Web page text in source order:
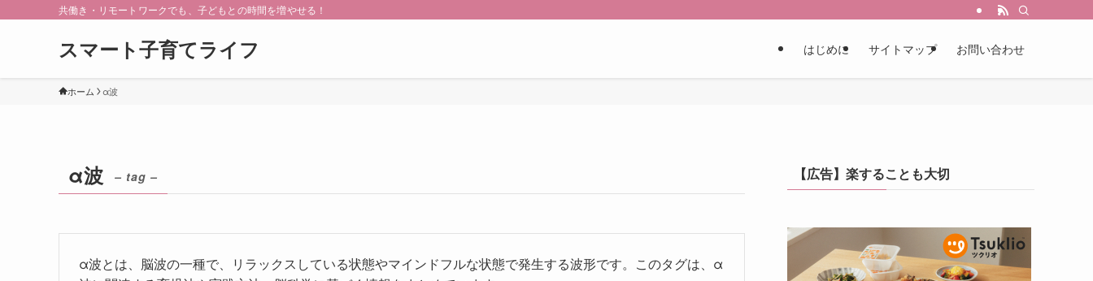
共働き・リモートワークでも、子どもとの時間を増やせる！
スマート子育てライフ はじめに サイトマップ お問い合わせ
ホーム α波
α波 – tag –
α波とは、脳波の一種で、リラックスしている状態やマインドフルな状態で発生する波形です。このタグは、α
【広告】楽することも大切